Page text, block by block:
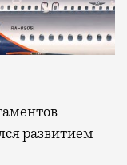
развитием